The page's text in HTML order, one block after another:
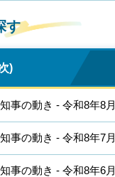
す
)
事の動き - 令和8年8月
事の動き - 令和8年7月
事の動き - 令和8年6月